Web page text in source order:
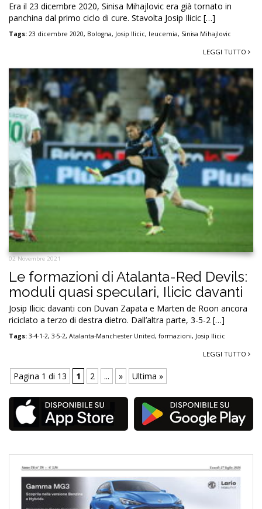
Era il 23 dicembre 2020, Sinisa Mihajlovic era già tornato in
panchina dal primo ciclo di cure. Stavolta Josip Ilicic […]
Tags: 23 dicembre 2020, Bologna, Josip Ilicic, leucemia, Sinisa Mihajlovic
LEGGI TUTTO
02 Novembre 2021
Le formazioni di Atalanta-Red Devils:
moduli quasi speculari, Ilicic davanti
Josip Ilicic davanti con Duvan Zapata e Marten de Roon ancora
riciclato a terzo di destra dietro. Dall’altra parte, 3-5-2 […]
Tags: 3-4-1-2, 3-5-2, Atalanta-Manchester United, formazioni, Josip Ilicic
LEGGI TUTTO
Pagina 1 di 13 1 2 ... » Ultima »